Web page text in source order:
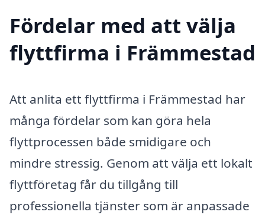
Fördelar med att välja
flyttfirma i Främmestad
Att anlita ett flyttfirma i Främmestad har
många fördelar som kan göra hela
flyttprocessen både smidigare och
mindre stressig. Genom att välja ett lokalt
flyttföretag får du tillgång till
professionella tjänster som är anpassade